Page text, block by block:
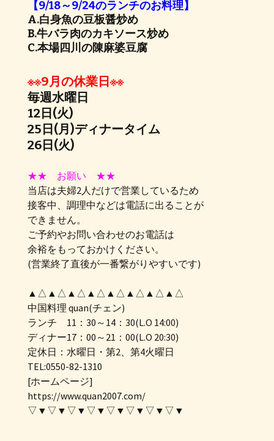
【9/18～9/24のランチのお料理】
A.白身魚の豆板醤炒め
B.牛バラ肉のカキソース炒め
C.本場四川の陳麻婆豆腐
※※9月の休業日※※
毎週水曜日
12日(火)
25日(月)ディナータイム
26日(火)
★★ お願い ★★
当店は夫婦2人だけで営業しているため
接客中、調理中などは電話に出ることが
できません。
ご予約やお問い合わせのお電話は
余裕をもっておかけください。
(営業終了直後が一番繋がりやすいです)
▲△▲△▲△▲△▲△▲△▲△▲△
中国料理 quan(チェン)
ランチ 11：30～14：30(L.O 14:00)
ディナー17：00～21：00(L.O 20:30)
定休日：水曜日・第2、第4火曜日
TEL:0550-82-1310
[ホームページ]
https://www.quan2007.com/
▽▼▽▼▽▼▽▼▽▼▽▼▽▼▽▼